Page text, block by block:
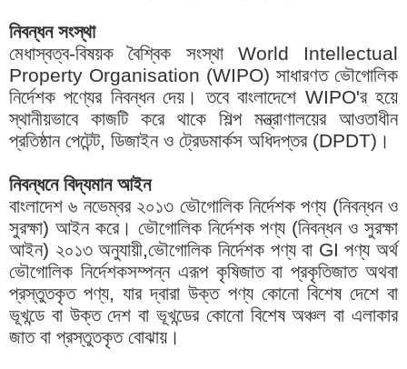
নিবন্ধন সংস্থা
মেধাস্বত্ব-বিষয়ক বৈশ্বিক সংস্থা World Intellectual
Property Organisation (WIPO) সাধারণত ভৌগোলিক
নির্দেশক পণ্যের নিবন্ধন দেয়। তবে বাংলাদেশে WIPO'র হয়ে
স্থানীয়ভাবে কাজটি করে থাকে শিল্প মন্ত্রাণালয়ের আওতাধীন
প্রতিষ্ঠান পেটেন্ট, ডিজাইন ও ট্রেডমার্কস অধিদপ্তর (DPDT)।
নিবন্ধনে বিদ্যমান আইন
বাংলাদেশ ৬ নভেম্বর ২০১৩ ভৌগোলিক নির্দেশক পণ্য (নিবন্ধন ও
সুরক্ষা) আইন করে। ভৌগোলিক নির্দেশক পণ্য (নিবন্ধন ও সুরক্ষা
আইন) ২০১৩ অনুযায়ী,ভৌগোলিক নির্দেশক পণ্য বা GI পণ্য অর্থ
ভৌগোলিক নির্দেশকসম্পন্ন এরূপ কৃষিজাত বা প্রকৃতিজাত অথবা
প্রস্তুতকৃত পণ্য, যার দ্বারা উক্ত পণ্য কোনো বিশেষ দেশে বা
ভূখন্ডে বা উক্ত দেশ বা ভূখন্ডের কোনো বিশেষ অঞ্চল বা এলাকার
জাত বা প্রস্তুতকৃত বোঝায়।